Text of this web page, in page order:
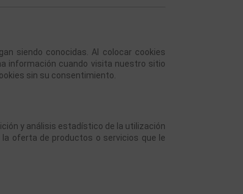
siendo conocidas. Al colocar cookies
información cuando visita nuestro sitio
sin su consentimiento.
y análisis estadístico de la utilización
oferta de productos o servicios que le